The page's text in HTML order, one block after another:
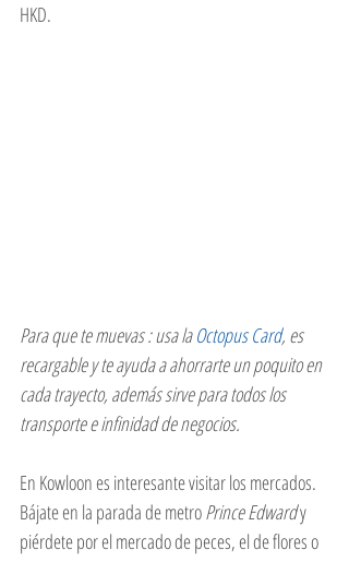
HKD.
Para que te muevas : usa la Octopus Card, es
recargable y te ayuda a ahorrarte un poquito en
cada trayecto, además sirve para todos los
transporte e infinidad de negocios.
En Kowloon es interesante visitar los mercados.
Bájate en la parada de metro Prince Edward y
piérdete por el mercado de peces, el de flores o